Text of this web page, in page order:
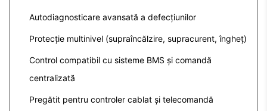
Autodiagnosticare avansată a defecțiunilor
Protecție multinivel (supraîncălzire, supracurent, îngheț)
Control compatibil cu sisteme BMS și comandă
centralizată
Pregătit pentru controler cablat și telecomandă